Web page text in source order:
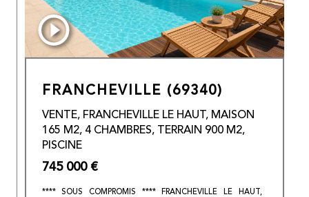
FRANCHEVILLE (69340)
VENTE, FRANCHEVILLE LE HAUT, MAISON
165 M2, 4 CHAMBRES, TERRAIN 900 M2,
PISCINE
745 000 €
**** SOUS COMPROMIS **** FRANCHEVILLE LE HAUT,